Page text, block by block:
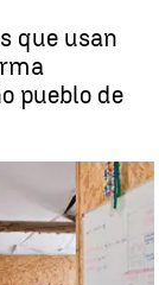
que usan
pueblo de